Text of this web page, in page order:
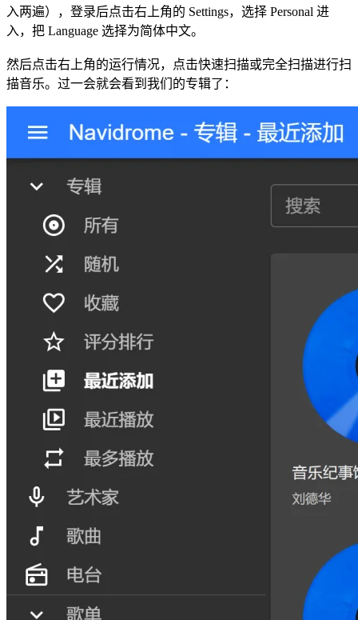
入两遍），登录后点击右上角的 Settings，选择 Personal 进
入，把 Language 选择为简体中文。
然后点击右上角的运行情况，点击快速扫描或完全扫描进行扫
描音乐。过一会就会看到我们的专辑了：